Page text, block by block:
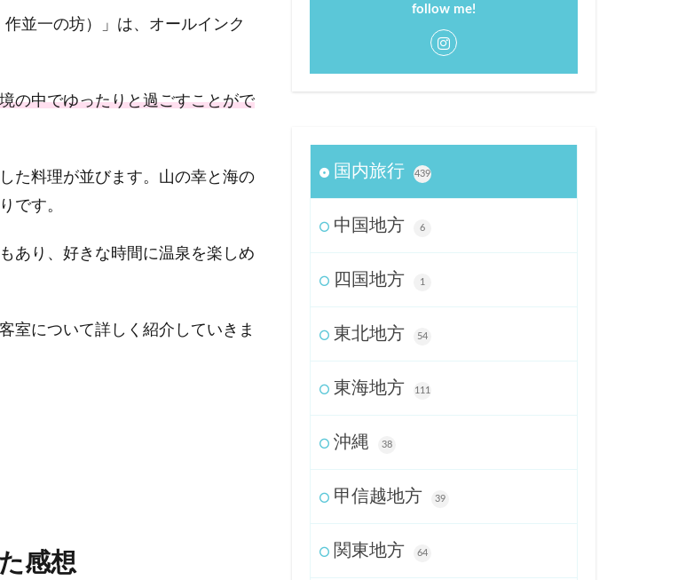
作並一の坊）」は、オールインク
の中でゆったりと過ごすことがで
た料理が並びます。山の幸と海の
です。
あり、好きな時間に温泉を楽しめ
室について詳しく紹介していきま
感想
follow me!
国内旅行 439
中国地方 6
四国地方 1
東北地方 54
東海地方 111
沖縄 38
甲信越地方 39
関東地方 64